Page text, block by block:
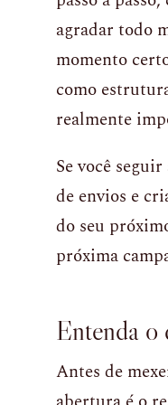
agradar todo
momento
como
realmente
Se você
de envios e
do seu
próxima
Entenda o
Antes de